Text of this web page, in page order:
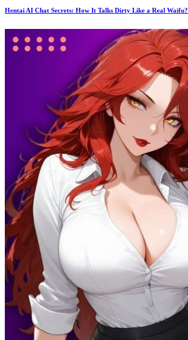
Hentai AI Chat Secrets: How It Talks Dirty Like a Real Waifu?